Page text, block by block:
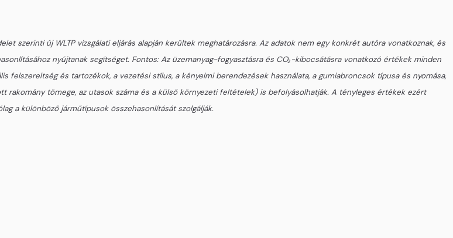
szerinti új WLTP vizsgálati eljárás alapján kerültek meghatározásra. Az adatok nem egy konkrét autóra vonatkoznak, és
nyújtanak segítséget. Fontos: Az üzemanyag-fogyasztásra és CO₂-kibocsátásra vonatkozó értékek minden
és tartozékok, a vezetési stílus, a kényelmi berendezések használata, a gumiabroncsok típusa és nyomása,
rakomány tömege, az utasok száma és a külső környezeti feltételek) is befolyásolhatják. A tényleges értékek ezért
a különböző járműtípusok összehasonlítását szolgálják.